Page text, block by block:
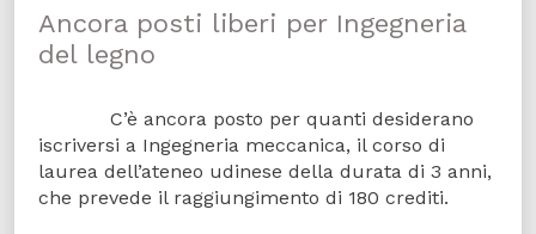
Ancora posti liberi per Ingegneria
del legno
C’è ancora posto per quanti desiderano
iscriversi a Ingegneria meccanica, il corso di
laurea dell’ateneo udinese della durata di 3 anni,
che prevede il raggiungimento di 180 crediti.